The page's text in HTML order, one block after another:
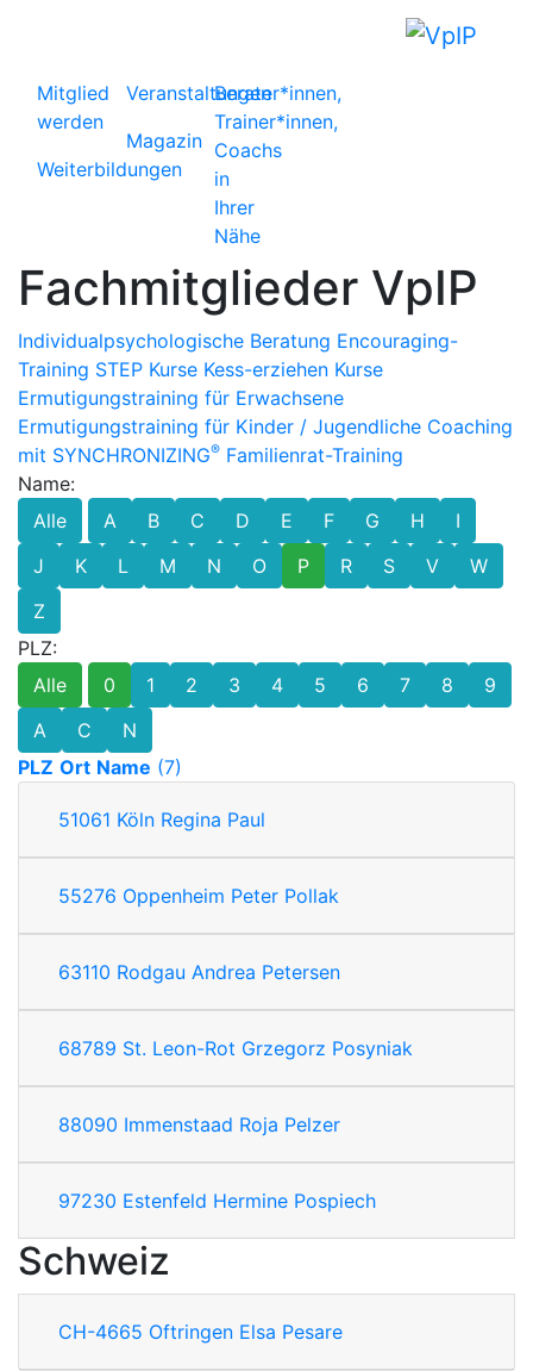
Mitglied
werden
Weiterbildungen
Veranstaltungen
Magazin
Berater*innen,
Trainer*innen,
Coachs
in
Ihrer
Nähe
Fachmitglieder VpIP
Individualpsychologische Beratung Encouraging-
Training STEP Kurse Kess-erziehen Kurse
Ermutigungstraining für Erwachsene
Ermutigungstraining für Kinder / Jugendliche Coaching
mit SYNCHRONIZING® Familienrat-Training
Name:
Alle
A B C D E F G H
I
J
K L M N O P R S V
W
Z
PLZ:
Alle
0 1 2 3 4 5 6 7 8
9
A
C
N
PLZ Ort Name (7)
51061 Köln Regina Paul
55276 Oppenheim Peter Pollak
63110 Rodgau Andrea Petersen
68789 St. Leon-Rot Grzegorz Posyniak
88090 Immenstaad Roja Pelzer
97230 Estenfeld Hermine Pospiech
Schweiz
CH-4665 Oftringen Elsa Pesare